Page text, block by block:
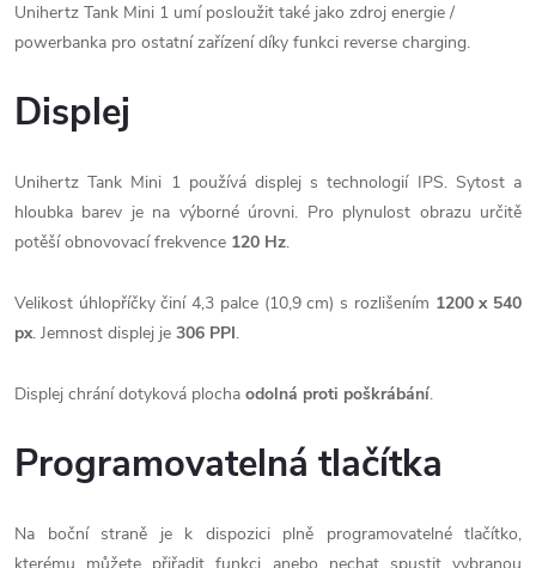
Unihertz Tank Mini 1 umí posloužit také jako zdroj energie /
powerbanka pro ostatní zařízení díky funkci reverse charging.
Displej
Unihertz Tank Mini 1 používá displej s technologií IPS. Sytost a
hloubka barev je na výborné úrovni. Pro plynulost obrazu určitě
potěší obnovovací frekvence 120 Hz.
Velikost úhlopříčky činí 4,3 palce (10,9 cm) s rozlišením 1200 x 540
px. Jemnost displej je 306 PPI.
Displej chrání dotyková plocha odolná proti poškrábání.
Programovatelná tlačítka
Na boční straně je k dispozici plně programovatelné tlačítko,